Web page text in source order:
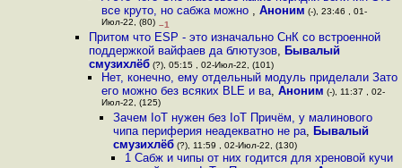
все круто, но сабжа можно , Аноним (-), 23:46 , 01-
Июл-22, (80) –1
Притом что ESP - это изначально СнК со встроенной
поддержкой вайфаев да блютузов, Бывалый
смузихлёб (?), 05:15 , 02-Июл-22, (101)
Нет, конечно, ему отдельный модуль приделали Зато
его можно без всяких BLE и ва, Аноним (-), 11:37 , 02-
Июл-22, (125)
Зачем IoT нужен без IoT Причём, у малинового
чипа периферия неадекватно не ра, Бывалый
смузихлёб(?), 11:59 , 02-Июл-22, (130)
1 Сабж и чипы от них годится для хреновой кучи